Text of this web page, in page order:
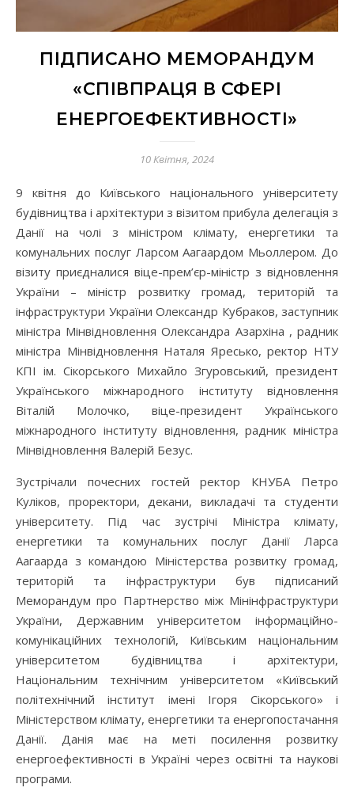
ПІДПИСАНО МЕМОРАНДУМ
«СПІВПРАЦЯ В СФЕРІ
ЕНЕРГОЕФЕКТИВНОСТІ»
10 Квітня, 2024
9 квітня до Київського національного університету
будівництва і архітектури з візитом прибула делегація з
Данії на чолі з міністром клімату, енергетики та
комунальних послуг Ларсом Аагаардом Мьоллером. До
візиту приєдналися віце-прем’єр-міністр з відновлення
України – міністр розвитку громад, територій та
інфраструктури України Олександр Кубраков, заступник
міністра Мінвідновлення Олександра Азархіна , радник
міністра Мінвідновлення Наталя Яресько, ректор НТУ
КПІ ім. Сікорського Михайло Згуровський, президент
Українського міжнародного інституту відновлення
Віталій Молочко, віце-президент Українського
міжнародного інституту відновлення, радник міністра
Мінвідновлення Валерій Безус.
Зустрічали почесних гостей ректор КНУБА Петро
Куліков, проректори, декани, викладачі та студенти
університету. Під час зустрічі Міністра клімату,
енергетики та комунальних послуг Данії Ларса
Аагаарда з командою Міністерства розвитку громад,
територій та інфраструктури був підписаний
Меморандум про Партнерство між Мінінфраструктури
України, Державним університетом інформаційно-
комунікаційних технологій, Київським національним
університетом будівництва і архітектури,
Національним технічним університетом «Київський
політехнічний інститут імені Ігоря Сікорського» і
Міністерством клімату, енергетики та енергопостачання
Данії. Данія має на меті посилення розвитку
енергоефективності в Україні через освітні та наукові
програми.